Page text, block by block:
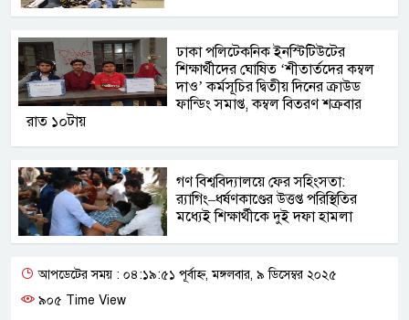
ঢাকা পলিটেকনিক ইনস্টিটিউটের
শিক্ষার্থীদের ঘোষিত ‘শীতার্তদের কম্বল
দাও’ কর্মসূচির দ্বিতীয় দিনের ক্রাউড
ফান্ডিং সমাপ্ত, কম্বল বিতরণ শক্রবার
রাত ১০টায়
গণ বিশ্ববিদ্যালয়ে ফের সহিংসতা:
র‍্যাগিং–ধর্ষণকাণ্ডের উত্তপ্ত পরিস্থিতির
মধ্যেই শিক্ষার্থীকে দুই দফা হামলা
আপডেটের সময় : ০৪:১৯:৫১ পূর্বাহ্ন, মঙ্গলবার, ৯ ডিসেম্বর ২০২৫
৯০৫ Time View